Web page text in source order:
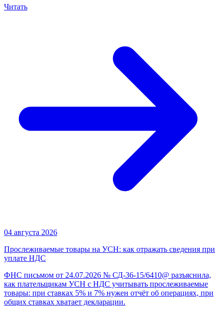
Читать
04 августа 2026
Прослеживаемые товары на УСН: как отражать сведения при
уплате НДС
ФНС письмом от 24.07.2026 № СД-36-15/6410@ разъяснила,
как плательщикам УСН с НДС учитывать прослеживаемые
товары: при ставках 5% и 7% нужен отчёт об операциях, при
общих ставках хватает декларации.